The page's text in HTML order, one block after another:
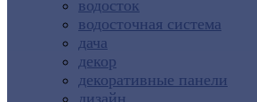
водосток
водосточная система
дача
декор
декоративные панели
дизайн